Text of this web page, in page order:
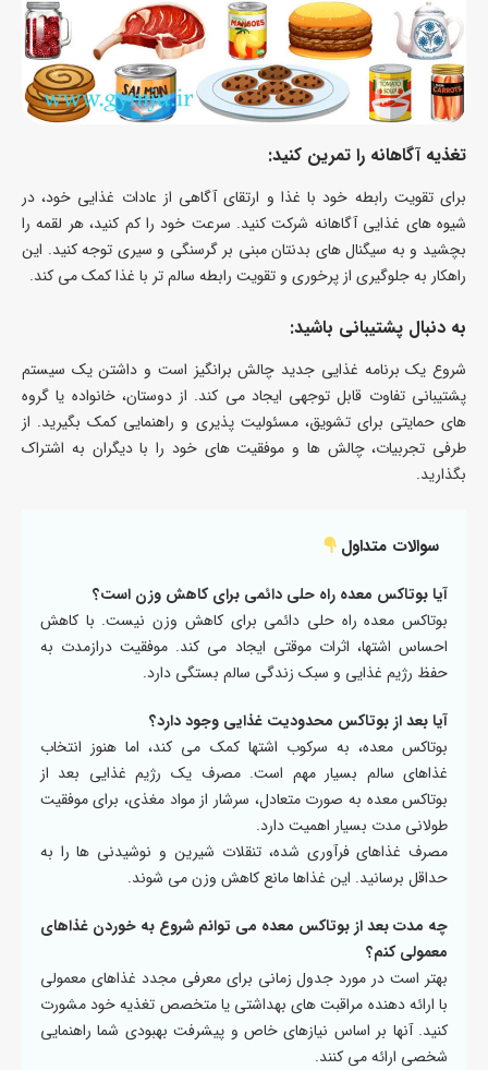
تغذیه آگاهانه را تمرین کنید:
برای تقویت رابطه خود با غذا و ارتقای آگاهی از عادات غذایی خود، در
شیوه های غذایی آگاهانه شرکت کنید. سرعت خود را کم کنید، هر لقمه را
بچشید و به سیگنال های بدنتان مبنی بر گرسنگی و سیری توجه کنید. این
راهکار به جلوگیری از پرخوری و تقویت رابطه سالم تر با غذا کمک می کند.
به دنبال پشتیبانی باشید:
شروع یک برنامه غذایی جدید چالش برانگیز است و داشتن یک سیستم
پشتیبانی تفاوت قابل توجهی ایجاد می کند. از دوستان، خانواده یا گروه
‌های حمایتی برای تشویق، مسئولیت‌ پذیری و راهنمایی کمک بگیرید. از
طرفی تجربیات، چالش ها و موفقیت های خود را با دیگران به اشتراک
بگذارید.
سوالات متداول
آیا بوتاکس معده راه حلی دائمی برای کاهش وزن است؟
بوتاکس معده راه حلی دائمی برای کاهش وزن نیست. با کاهش
احساس اشتها، اثرات موقتی ایجاد می کند. موفقیت درازمدت به
حفظ رژیم غذایی و سبک زندگی سالم بستگی دارد.
آیا بعد از بوتاکس محدودیت غذایی وجود دارد؟
بوتاکس معده، به سرکوب اشتها کمک می کند، اما هنوز انتخاب
غذاهای سالم بسیار مهم است. مصرف یک رژیم غذایی بعد از
بوتاکس معده به صورت متعادل، سرشار از مواد مغذی، برای موفقیت
طولانی مدت بسیار اهمیت دارد.
مصرف غذاهای فرآوری شده، تنقلات شیرین و نوشیدنی ها را به
حداقل برسانید. این غذاها مانع کاهش وزن می شوند.
چه مدت بعد از بوتاکس معده می توانم شروع به خوردن غذاهای
معمولی کنم؟
بهتر است در مورد جدول زمانی برای معرفی مجدد غذاهای معمولی
با ارائه دهنده مراقبت های بهداشتی یا متخصص تغذیه خود مشورت
کنید. آنها بر اساس نیازهای خاص و پیشرفت بهبودی شما راهنمایی
شخصی ارائه می کنند.